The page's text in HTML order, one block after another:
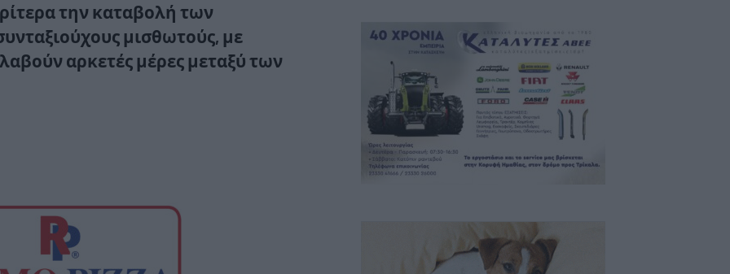
την καταβολή των
μισθωτούς, με
αρκετές μέρες μεταξύ των